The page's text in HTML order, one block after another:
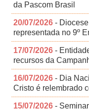
da Pascom Brasil
20/07/2026 -
representada no 9º
17/07/2026 -
recursos da
16/07/2026 - Dia
Cristo é relembrado
15/07/2026 -